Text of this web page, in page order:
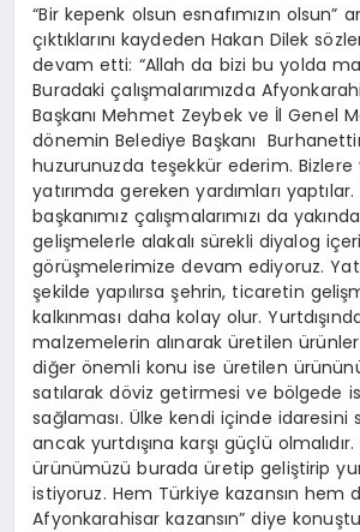
“Bir kepenk olsun esnafımızın olsun”
çıktıklarını kaydeden Hakan Dilek
devam etti: “Allah da bizi bu yolda
Buradaki çalışmalarımızda
Başkanı Mehmet Zeybek ve İl Genel
dönemin Belediye Başkanı
huzurunuzda teşekkür ederim. Bizlere
yatırımda gereken yardımları
başkanımız çalışmalarımızı da
gelişmelerle alakalı sürekli diyalog
görüşmelerimize devam ediyoruz.
şekilde yapılırsa şehrin, ticaretin
kalkınması daha kolay olur.
malzemelerin alınarak üretilen
diğer önemli konu ise üretilen
satılarak döviz getirmesi ve bölgede
sağlaması. Ülke kendi içinde idaresini
ancak yurtdışına karşı güçlü
ürünümüzü burada üretip geliştirip
istiyoruz. Hem Türkiye kazansın hem
Afyonkarahisar kazansın” diye